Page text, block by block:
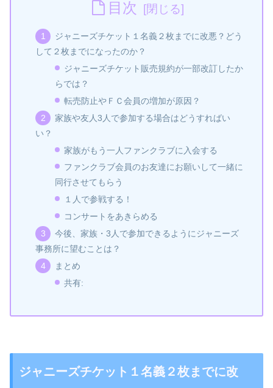
目次
ジャニーズチケット１名義２枚までに改悪？どう
して２枚までになったのか？
ジャニーズチケット販売規約が一部改訂したか
らでは？
転売防止やＦＣ会員の増加が原因？
家族や友人3人で参加する場合はどうすればい
い？
家族がもう一人ファンクラブに入会する
ファンクラブ会員のお友達にお願いして一緒に
同行させてもらう
１人で参戦する！
コンサートをあきらめる
今後、家族・3人で参加できるようにジャニーズ
事務所に望むことは？
まとめ
共有:
ジャニーズチケット１名義２枚までに改